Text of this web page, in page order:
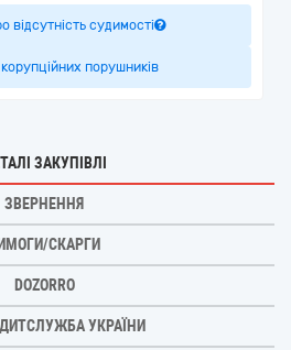
відсутність судимості
порушників
ЗАКУПІВЛІ
ЗВЕРНЕННЯ
СКАРГИ
DOZORRO
УКРАЇНИ